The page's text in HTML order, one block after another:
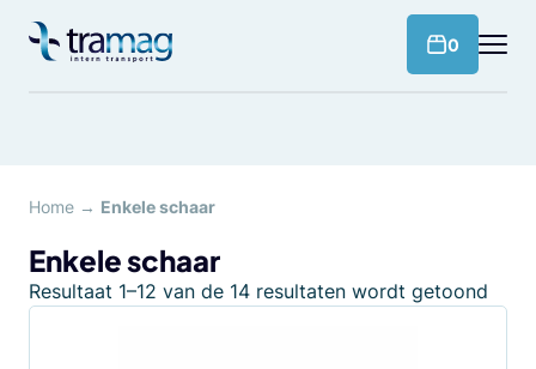
naar
0
Home → Enkele schaar
Enkele schaar
Resultaat 1–12 van de 14 resultaten wordt getoond